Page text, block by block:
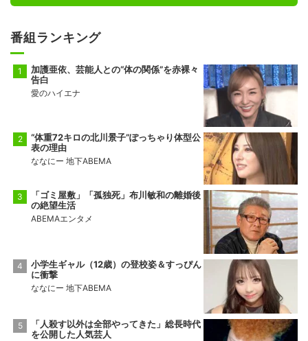
番組ランキング
加護亜依、芸能人との“体の関係”を赤裸々
告白
愛のハイエナ
“体重72キロの北川景子”ぽっちゃり体型公
表の理由
ななにー 地下ABEMA
「ゴミ屋敷」「孤独死」布川敏和の離婚後
の絶望生活
ABEMAエンタメ
小学生ギャル（12歳）の登校姿＆すっぴん
に衝撃
ななにー 地下ABEMA
「人殺す以外は全部やってきた」総長時代
を公開した人気芸人